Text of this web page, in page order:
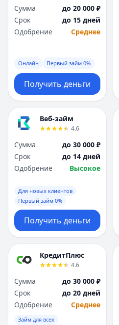
Сумма
до 20 000 ₽
Срок
до 15 дней
Одобрение
Среднее
Онлайн Первый займ 0%
Получить деньги
Веб-займ
4.6
Сумма
до 30 000 ₽
Срок
до 14 дней
Одобрение
Высокое
Для новых клиентов
Первый займ 0%
Получить деньги
КредитПлюс
4.6
Сумма
до 30 000 ₽
Срок
до 20 дней
Одобрение
Среднее
Займ для всех